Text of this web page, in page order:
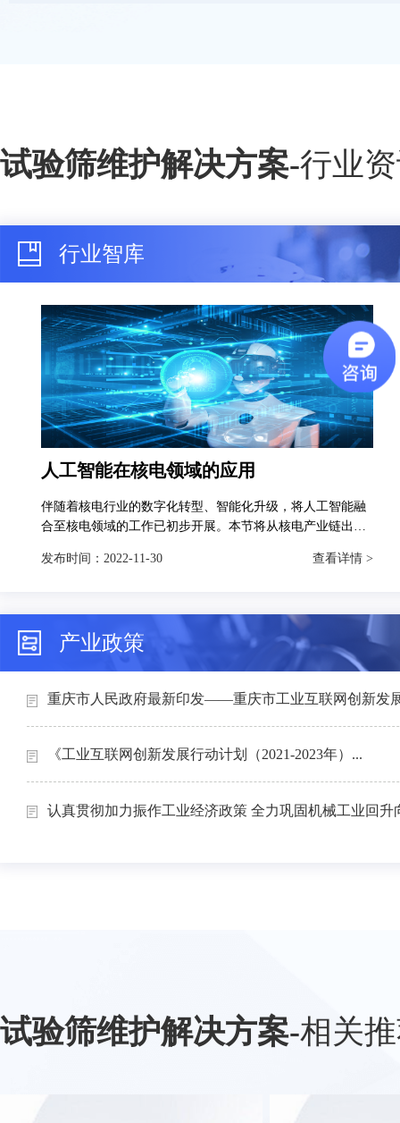
试验筛维护解决方案-行业
行业智库
人工智能在核电领域的应用
伴随着核电行业的数字化转型、智能化升级，将人工智能融
合至核电领域的工作已初步开展。本节将从核电产业链出
和智能运维4个场景下的典型应用进行介绍。
发布时间： 2022-11-30 查看详情 >
产业政策
重庆市人民政府最新印发——重庆市工业互联网创新发
《工业互联网创新发展行动计划（2021-2023年）...
认真贯彻加力振作工业经济政策 全力巩固机械工业回升
试验筛维护解决方案-相关